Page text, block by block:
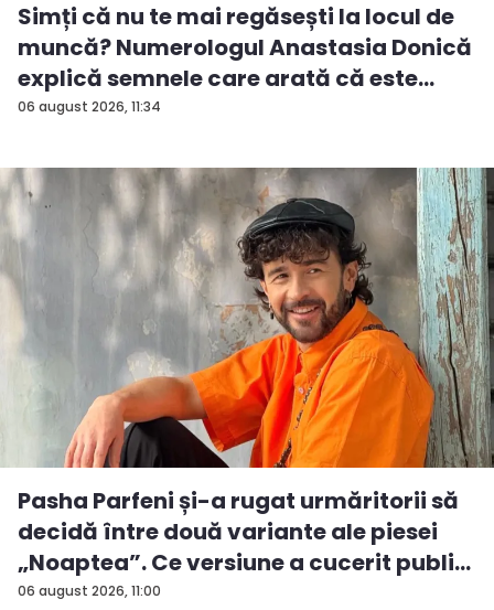
06 august 2026, 11:34
Simți că nu te mai regăsești la locul de
muncă? Numerologul Anastasia Donică
explică semnele care arată că este
timp...
06 august 2026, 11:00
Pasha Parfeni și-a rugat urmăritorii să
decidă între două variante ale piesei
„Noaptea”. Ce versiune a cucerit publi...